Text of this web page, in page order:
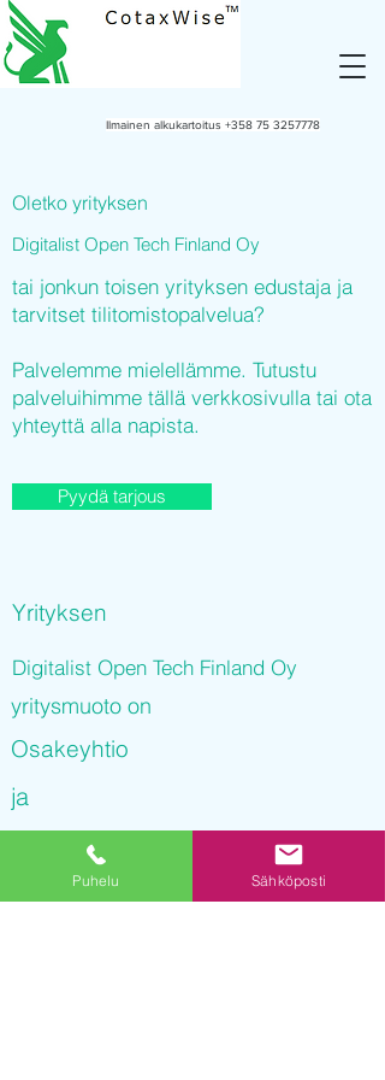
Ilmainen alkukartoitus +358 75 3257778
Oletko yrityksen
Digitalist Open Tech Finland Oy
tai jonkun toisen yrityksen edustaja ja
tarvitset tilitomistopalvelua?
Palvelemme mielellämme. Tutustu
palveluihimme tällä verkkosivulla tai ota
yhteyttä alla napista.
Pyydä tarjous
Yrityksen
Digitalist Open Tech Finland Oy
yritysmuoto on
Osakeyhtio
ja
Digitalist Open Tech Finland Oy
on rekisteröity kaupparekisteriin
Puhelu Sähköposti